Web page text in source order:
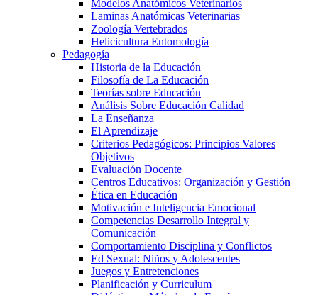
Modelos Anatómicos Veterinarios
Laminas Anatómicas Veterinarias
Zoología Vertebrados
Helicicultura Entomología
Pedagogía
Historia de la Educación
Filosofía de La Educación
Teorías sobre Educación
Análisis Sobre Educación Calidad
La Enseñanza
El Aprendizaje
Criterios Pedagógicos: Principios Valores
Objetivos
Evaluación Docente
Centros Educativos: Organización y Gestión
Ética en Educación
Motivación e Inteligencia Emocional
Competencias Desarrollo Integral y
Comunicación
Comportamiento Disciplina y Conflictos
Ed Sexual: Niños y Adolescentes
Juegos y Entretenciones
Planificación y Curriculum